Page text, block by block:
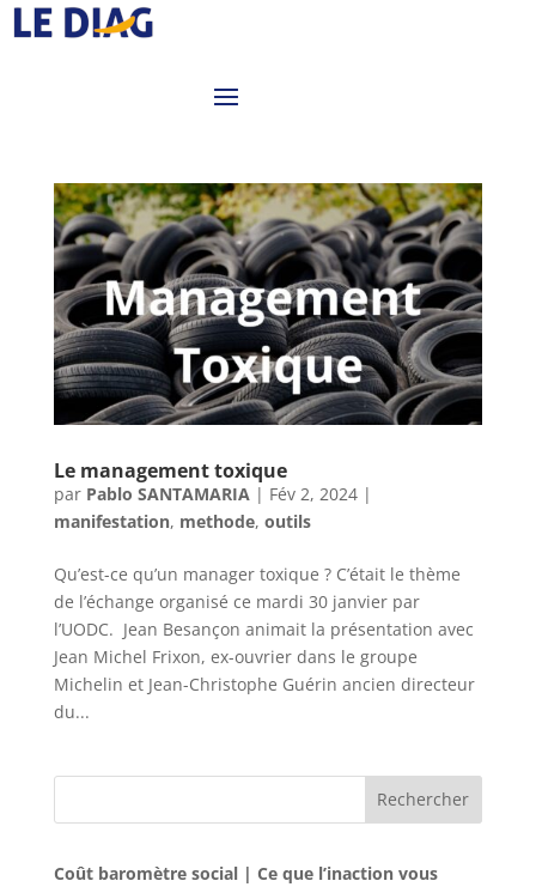
Le management toxique
par Pablo SANTAMARIA | Fév 2, 2024|
manifestation, methode, outils
Qu’est-ce qu’un manager toxique ? C’était le thème
de l’échange organisé ce mardi 30 janvier par
l’UODC. Jean Besançon animait la présentation avec
Jean Michel Frixon, ex-ouvrier dans le groupe
Michelin et Jean-Christophe Guérin ancien directeur
du...
Rechercher
Coût baromètre social | Ce que l’inaction vous